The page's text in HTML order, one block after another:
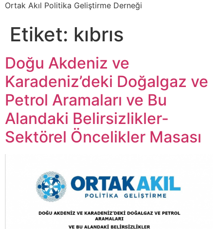
Ortak Akıl Politika Geliştirme Derneği
Etiket: kıbrıs
Doğu Akdeniz ve
Karadeniz’deki Doğalgaz ve
Petrol Aramaları ve Bu
Alandaki Belirsizlikler-
Sektörel Öncelikler Masası